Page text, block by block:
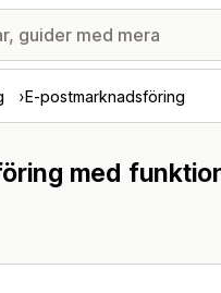
E-postmarknadsföring
med